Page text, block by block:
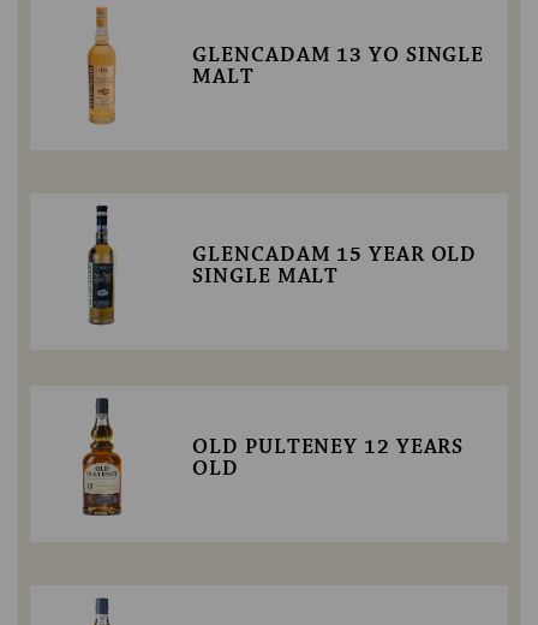
GLENCADAM 13 YO SINGLE
MALT
GLENCADAM 15 YEAR OLD
SINGLE MALT
OLD PULTENEY 12 YEARS
OLD